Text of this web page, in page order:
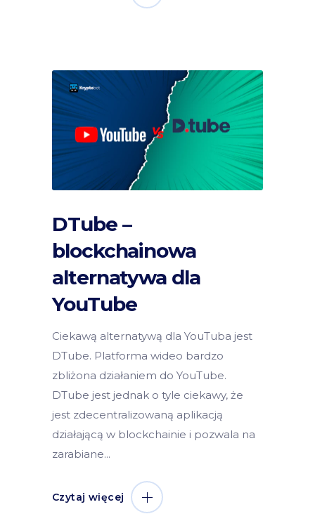
DTube –
blockchainowa
alternatywa dla
YouTube
Ciekawą alternatywą dla YouTuba jest
DTube. Platforma wideo bardzo
zbliżona działaniem do YouTube.
DTube jest jednak o tyle ciekawy, że
jest zdecentralizowaną aplikacją
działającą w blockchainie i pozwala na
zarabiane
Czytaj więcej